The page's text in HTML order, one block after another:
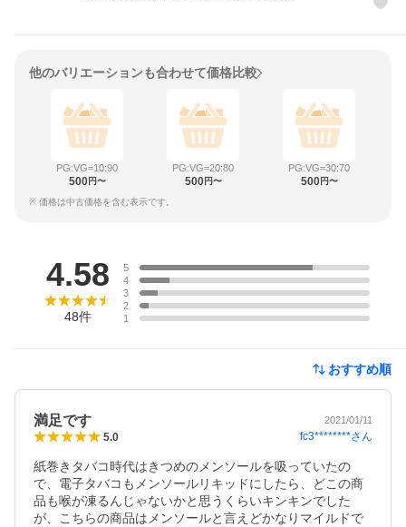
他のバリエーションも合わせて価格比較
PG:VG=10:90
500円〜
PG:VG=20:80
500円〜
PG:VG=30:70
500円〜
※ 価格は中古価格を含む表示です。
4.58
48件
5
4
3
2
1
おすすめ順
満足です 2021/01/11
5.0 fc3********さん
紙巻きタバコ時代はきつめのメンソールを吸っていたの
で、電子タバコもメンソールリキッドにしたら、どこの商
品も喉が凍るんじゃないかと思うくらいキンキンでした
が、こちらの商品はメンソールと言えどかなりマイルドで